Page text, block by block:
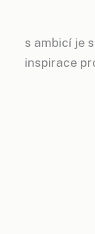
s ambicí je
inspirace